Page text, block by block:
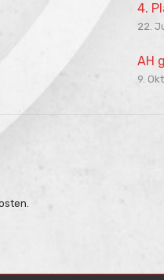
4.
22.
AH
9.